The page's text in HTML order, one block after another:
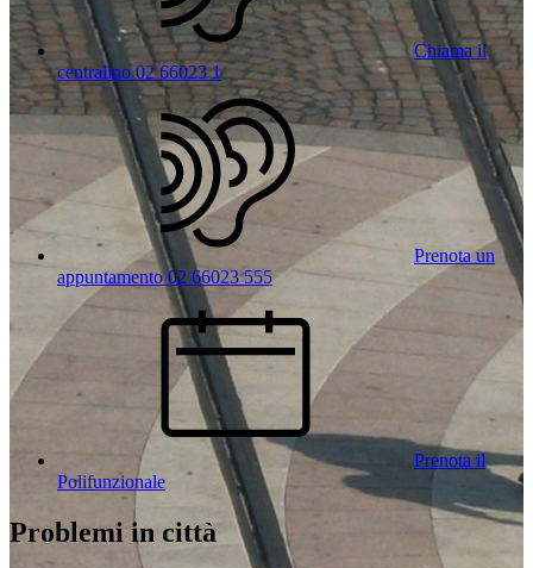
Chiama il
centralino 02 66023 1
Prenota un
appuntamento 02 66023 555
Prenota il
Polifunzionale
Problemi in città